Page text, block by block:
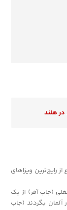
هلند
رایج‌ترین ویزاهای
(جاب آفر) از یک
آلمان بگردند (جاب